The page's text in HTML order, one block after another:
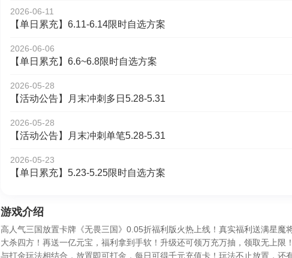
2026-06-11
【单日累充】6.11-6.14限时自选方案
2026-06-06
【单日累充】6.6~6.8限时自选方案
2026-05-28
【活动公告】月末冲刺多日5.28-5.31
2026-05-28
【活动公告】月末冲刺单笔5.28-5.31
2026-05-23
【单日累充】5.23-5.25限时自选方案
游戏介绍
高人气三国放置卡牌《无畏三国》0.05折福利版火热上线！真实福利送满星魔
大杀四方！再送一亿元宝，福利拿到手软！升级还可领万充万抽，领取无上限
与打金玩法相结合，放置即可打金，每日可得千元充值卡！玩法不止放置，还